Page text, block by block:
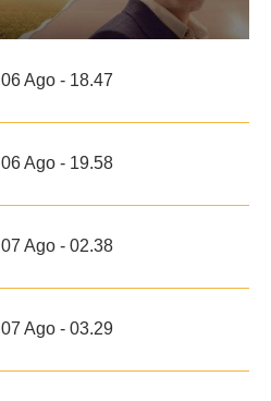
06 Ago - 18.47
06 Ago - 19.58
07 Ago - 02.38
07 Ago - 03.29